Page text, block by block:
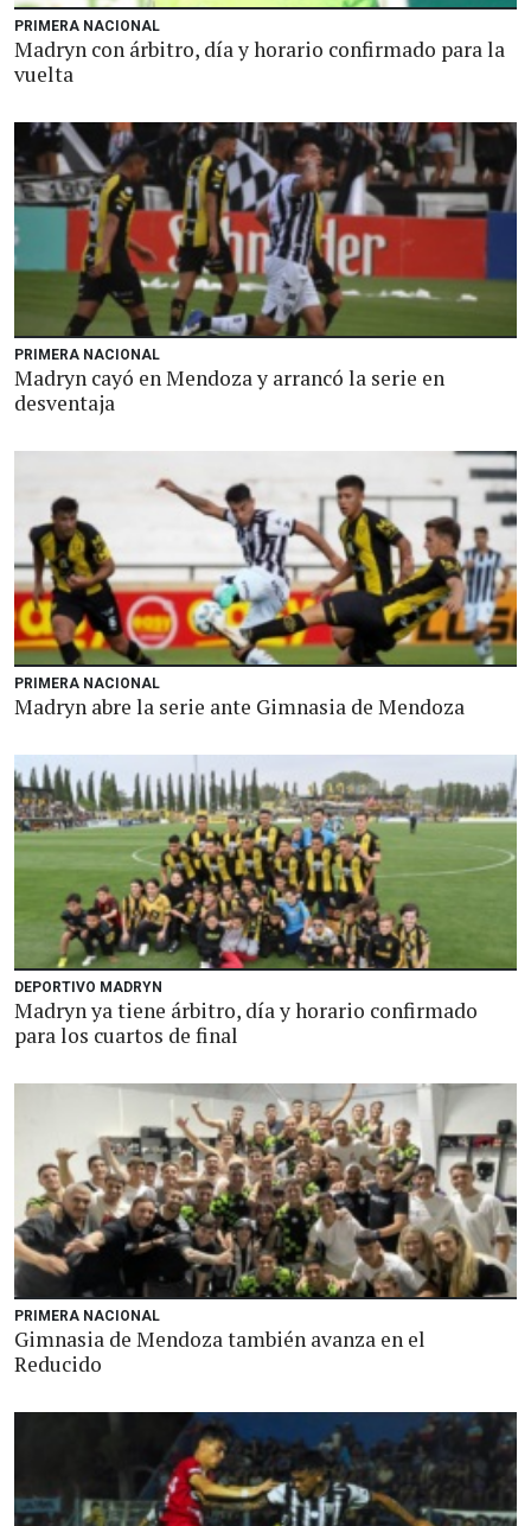
PRIMERA NACIONAL
Madryn con árbitro, día y horario confirmado para la
vuelta
PRIMERA NACIONAL
Madryn cayó en Mendoza y arrancó la serie en
desventaja
PRIMERA NACIONAL
Madryn abre la serie ante Gimnasia de Mendoza
DEPORTIVO MADRYN
Madryn ya tiene árbitro, día y horario confirmado
para los cuartos de final
PRIMERA NACIONAL
Gimnasia de Mendoza también avanza en el
Reducido